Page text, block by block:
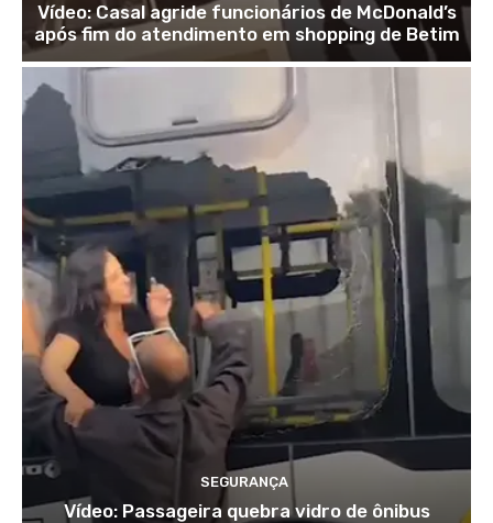
Vídeo: Casal agride funcionários de McDonald’s
após fim do atendimento em shopping de Betim
SEGURANÇA
Vídeo: Passageira quebra vidro de ônibus